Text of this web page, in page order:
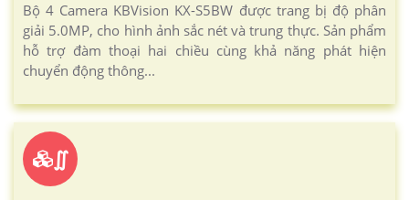
Bộ 4 Camera KBVision KX-S5BW được trang bị độ phân
giải 5.0MP, cho hình ảnh sắc nét và trung thực. Sản phẩm
hỗ trợ đàm thoại hai chiều cùng khả năng phát hiện
chuyển động thông...
∬